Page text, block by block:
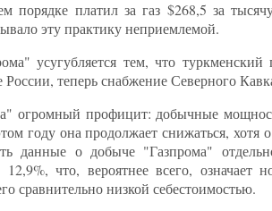
порядке платил за газ $268,5 за
эту практику неприемлемой.
усугубляется тем, что
теперь снабжение Северного
огромный профицит: добычные
году она продолжает снижаться,
данные о добыче "Газпрома"
что, вероятнее всего, означает
сравнительно низкой себестоимостью.